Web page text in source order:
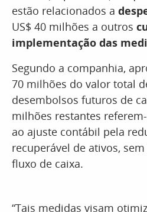
estão relacionados a
US$ 40 milhões a outros
implementação das
Segundo a companhia,
70 milhões do valor total
desembolsos futuros de
milhões restantes
ao ajuste contábil pela
recuperável de ativos,
fluxo de caixa.
“Tais medidas visam